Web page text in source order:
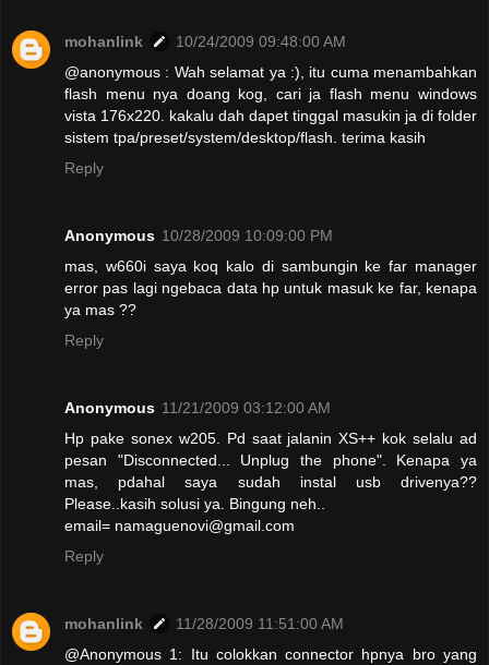
mohanlink
10/24/2009 09:48:00 AM
@anonymous : Wah selamat ya :), itu cuma menambahkan
flash menu nya doang kog, cari ja flash menu windows
vista 176x220. kakalu dah dapet tinggal masukin ja di folder
sistem tpa/preset/system/desktop/flash. terima kasih
Reply
Anonymous 10/28/2009 10:09:00 PM
mas, w660i saya koq kalo di sambungin ke far manager
error pas lagi ngebaca data hp untuk masuk ke far, kenapa
ya mas ??
Reply
Anonymous 11/21/2009 03:12:00 AM
Hp pake sonex w205. Pd saat jalanin XS++ kok selalu ad
pesan "Disconnected... Unplug the phone". Kenapa ya
mas, pdahal saya sudah instal usb drivenya??
Please..kasih solusi ya. Bingung neh..
email= namaguenovi@gmail.com
Reply
mohanlink
11/28/2009 11:51:00 AM
@Anonymous 1: Itu colokkan connector hpnya bro yang